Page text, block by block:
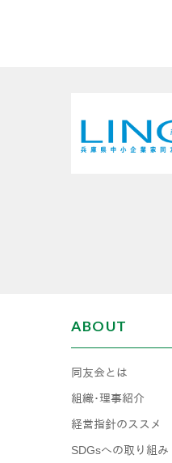
ABOUT
同友会とは
組織･理事紹介
経営指針のススメ
SDGsへの取り組み